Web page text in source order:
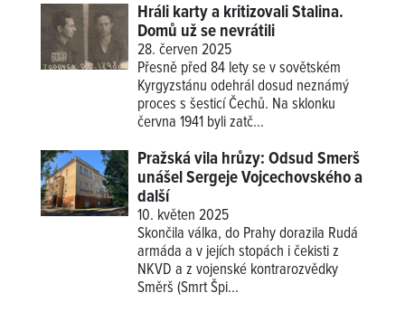
Hráli karty a kritizovali Stalina.
Domů už se nevrátili
28. červen 2025
Přesně před 84 lety se v sovětském
Kyrgyzstánu odehrál dosud neznámý
proces s šesticí Čechů. Na sklonku
června 1941 byli zatč...
Pražská vila hrůzy: Odsud Smerš
unášel Sergeje Vojcechovského a
další
10. květen 2025
Skončila válka, do Prahy dorazila Rudá
armáda a v jejích stopách i čekisti z
NKVD a z vojenské kontrarozvědky
Směrš (Smrt Špi...